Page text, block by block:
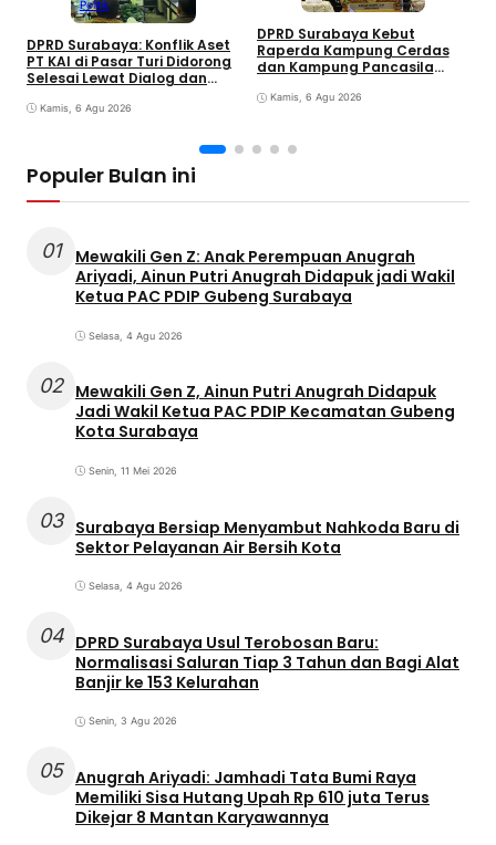
Politik
DPRD Surabaya: Konflik Aset
PT KAI di Pasar Turi Didorong
Selesai Lewat Dialog dan
Kamis, 6 Agu 2026
DPRD Surabaya Kebut
Raperda Kampung Cerdas
dan Kampung Pancasila
Kamis, 6 Agu 2026
Populer Bulan ini
01
Mewakili Gen Z: Anak Perempuan Anugrah
Ariyadi, Ainun Putri Anugrah Didapuk jadi Wakil
Ketua PAC PDIP Gubeng Surabaya
Selasa, 4 Agu 2026
02 Mewakili Gen Z, Ainun Putri Anugrah Didapuk
Jadi Wakil Ketua PAC PDIP Kecamatan Gubeng
Kota Surabaya
Senin, 11 Mei 2026
03 Surabaya Bersiap Menyambut Nahkoda Baru di
Sektor Pelayanan Air Bersih Kota
Selasa, 4 Agu 2026
04 DPRD Surabaya Usul Terobosan Baru:
Normalisasi Saluran Tiap 3 Tahun dan Bagi Alat
Banjir ke 153 Kelurahan
Senin, 3 Agu 2026
05 Anugrah Ariyadi: Jamhadi Tata Bumi Raya
Memiliki Sisa Hutang Upah Rp 610 juta Terus
Dikejar 8 Mantan Karyawannya